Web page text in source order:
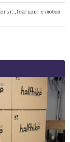
„Театърът е любов